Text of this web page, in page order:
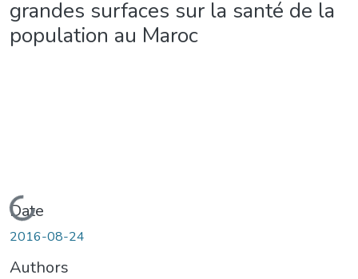
grandes surfaces sur la santé de la
population au Maroc
Loading...
Date
2016-08-24
Authors